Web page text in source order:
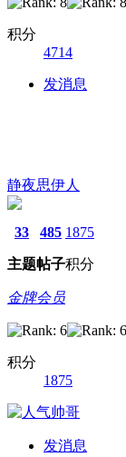
积分
4714
发消息
静夜思伊人
33
主题
485
帖子
1875
积分
金牌会员
积分
1875
发消息